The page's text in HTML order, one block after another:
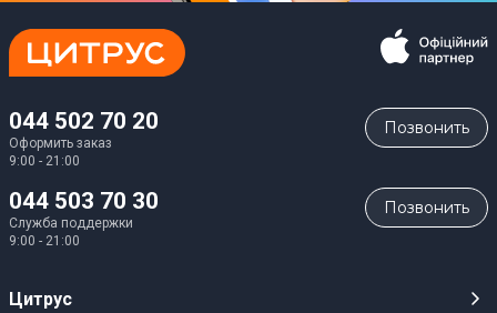
044 502 70 20
Оформить заказ
9:00 - 21:00
Позвонить
044 503 70 30
Служба поддержки
9:00 - 21:00
Позвонить
Цитрус